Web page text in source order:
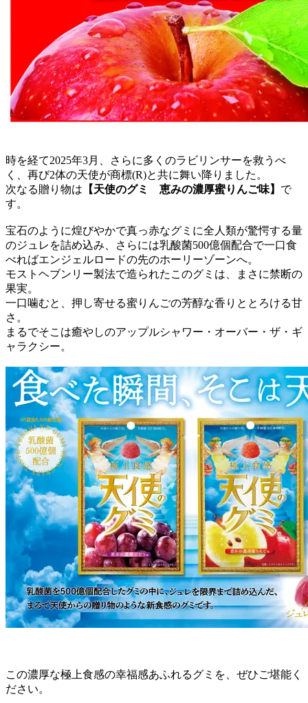
時を経て2025年3月、さらに多くのラビリンサーを救うべ
く、再び2体の天使が商標(R)と共に舞い降りました。
次なる贈り物は 【天使のグミ 恵みの濃厚蜜りんご味】 で
す。
宝石のように煌びやかで真っ赤なグミに全人類が驚愕する量
のジュレを詰め込み、さらには乳酸菌500億個配合で一口食
べればエンジェルロードの先のホーリーゾーンへ。
モストヘブンリー製法で造られたこのグミは、まさに禁断の
果実。
一口噛むと、押し寄せる蜜りんごの芳醇な香りととろける甘
さ。
まるでそこは癒やしのアップルシャワー・オーバー・ザ・ギ
ャラクシー。
この濃厚な極上食感の幸福感あふれるグミを、ぜひご堪能く
ださい。